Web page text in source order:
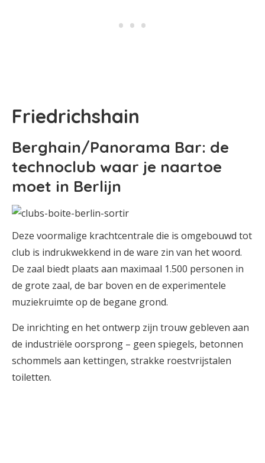
Friedrichshain
Berghain/Panorama Bar: de
technoclub waar je naartoe
moet in Berlijn
Deze voormalige krachtcentrale die is omgebouwd tot
club is indrukwekkend in de ware zin van het woord.
De zaal biedt plaats aan maximaal 1.500 personen in
de grote zaal, de bar boven en de experimentele
muziekruimte op de begane grond.
De inrichting en het ontwerp zijn trouw gebleven aan
de industriële oorsprong – geen spiegels, betonnen
schommels aan kettingen, strakke roestvrijstalen
toiletten.